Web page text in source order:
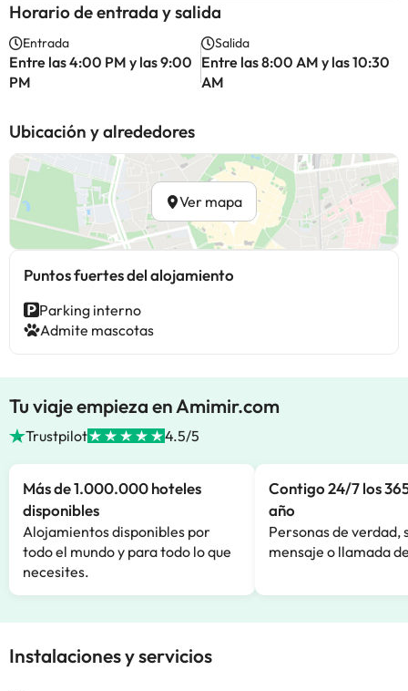
Horario de entrada y salida
Entrada
Entre las 4:00 PM y las 9:00
PM
Salida
Entre las 8:00 AM y las 10:30
AM
Ubicación y alrededores
Ver mapa
Puntos fuertes del alojamiento
Parking interno
Admite mascotas
Tu viaje empieza en Amimir.com
Trustpilot 4.5/5
Más de 1.000.000 hoteles
disponibles
Alojamientos disponibles por
todo el mundo y para todo lo que
necesites.
Contigo 24/7 los
año
Personas de verdad,
mensaje o llamada
Instalaciones y servicios